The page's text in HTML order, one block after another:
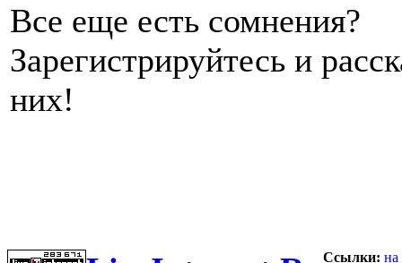
Все еще есть сомнения?
Зарегистрируйтесь и
них!
Ссылки: на